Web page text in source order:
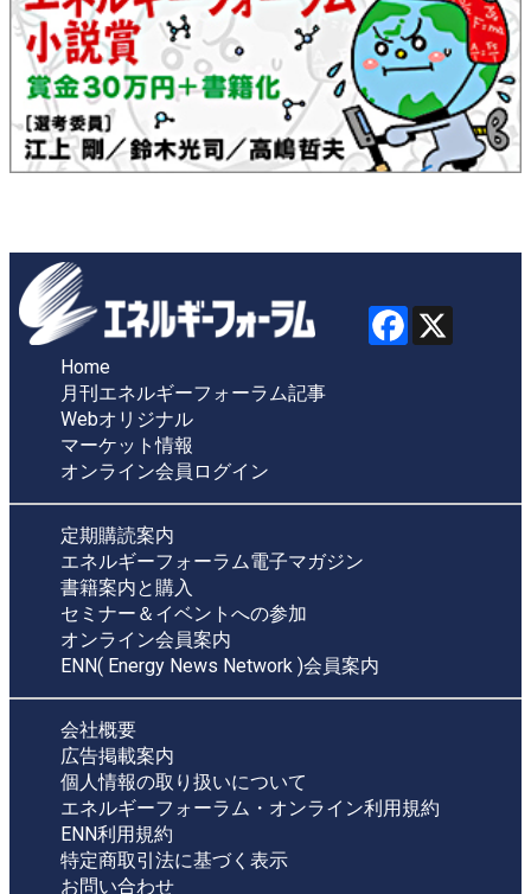
Home
月刊エネルギーフォーラム記事
Webオリジナル
マーケット情報
オンライン会員ログイン
定期購読案内
エネルギーフォーラム電子マガジン
書籍案内と購入
セミナー＆イベントへの参加
オンライン会員案内
ENN( Energy News Network )会員案内
会社概要
広告掲載案内
個人情報の取り扱いについて
エネルギーフォーラム・オンライン利用規約
ENN利用規約
特定商取引法に基づく表示
お問い合わせ